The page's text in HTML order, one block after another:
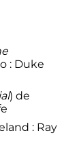
: Duke
) de
: Ray